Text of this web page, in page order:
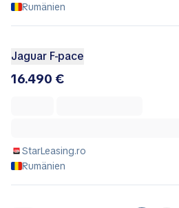
Rumänien
Jaguar F-pace
16.490 €
StarLeasing.ro
Rumänien